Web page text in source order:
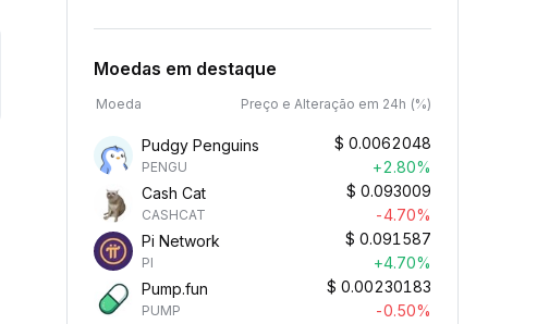
Moedas em destaque
Moeda Preço e Alteração em 24h (%)
Pudgy Penguins
PENGU
$ 0.0062048
+2.80%
Cash Cat
CASHCAT
$ 0.093009
-4.70%
Pi Network
PI
$ 0.091587
+4.70%
Pump.fun
PUMP
$ 0.00230183
-0.50%